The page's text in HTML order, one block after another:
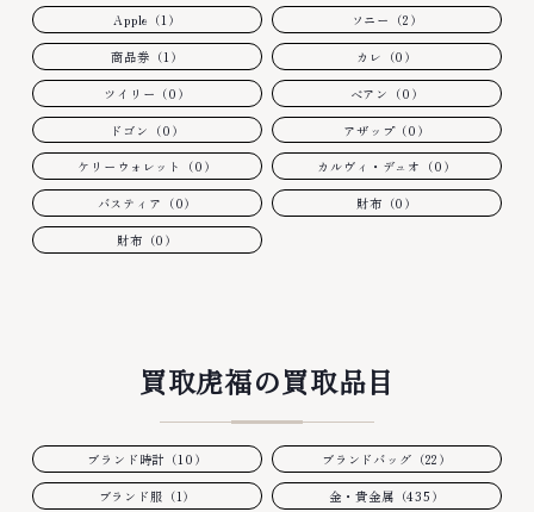
Apple（1） ソニー（2）
商品券（1） カレ（0）
ツイリー（0） ベアン（0）
ドゴン（0） アザップ（0）
ケリーウォレット（0） カルヴィ・デュオ（0）
バスティア（0） 財布（0）
財布（0）
買取虎福の買取品目
ブランド時計（10） ブランドバッグ（22）
ブランド服（1） 金・貴金属（435）